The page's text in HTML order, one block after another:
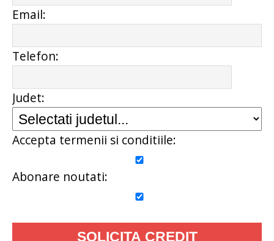
Email:
Telefon:
Judet:
Accepta termenii si conditiile:
Abonare noutati: